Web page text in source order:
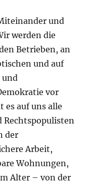
und
werden die
Betrieben, an
und auf
und
vor
es auf uns alle
Rechtspopulisten
der
Arbeit,
Wohnungen,
Alter – von der